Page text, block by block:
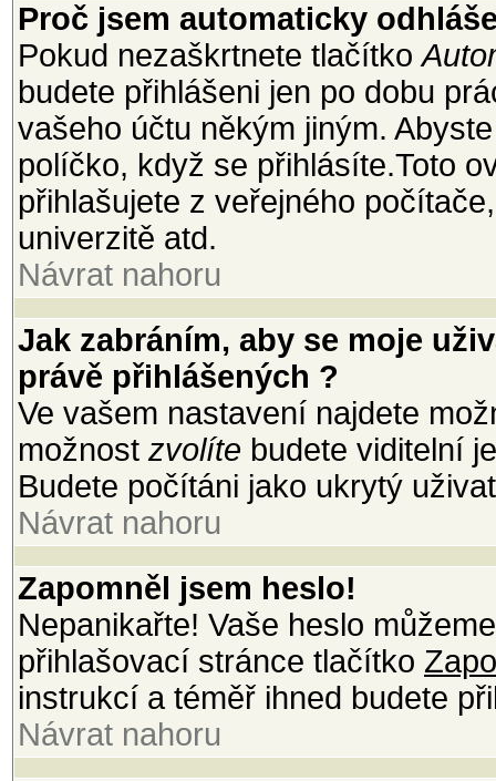
Proč jsem automaticky
Pokud nezaškrtnete tlačítko
budete přihlášeni jen po dobu
vašeho účtu někým jiným.
políčko, když se přihlásíte.Toto
přihlašujete z veřejného
univerzitě atd.
Návrat nahoru
Jak zabráním, aby se moje
právě přihlášených ?
Ve vašem nastavení najdete
možnost zvolíte budete viditelní
Budete počítáni jako ukrytý
Návrat nahoru
Zapomněl jsem heslo!
Nepanikařte! Vaše heslo
přihlašovací stránce tlačítko
instrukcí a téměř ihned budete
Návrat nahoru